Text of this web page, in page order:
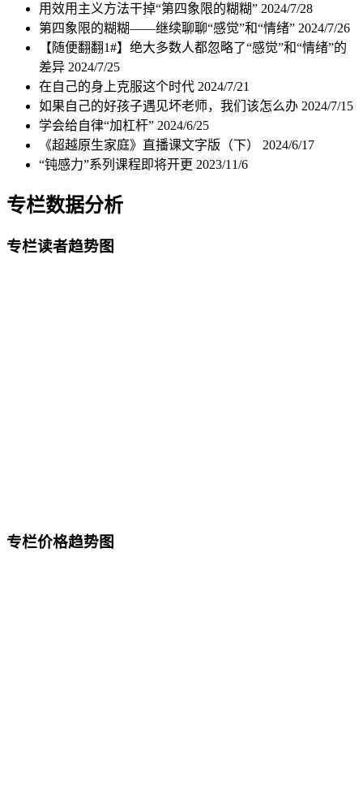
用效用主义方法干掉“第四象限的糊糊” 2024/7/28
第四象限的糊糊——继续聊聊“感觉”和“情绪” 2024/7/26
【随便翻翻1#】绝大多数人都忽略了“感觉”和“情绪”的
差异 2024/7/25
在自己的身上克服这个时代 2024/7/21
如果自己的好孩子遇见坏老师，我们该怎么办 2024/7/15
学会给自律“加杠杆” 2024/6/25
《超越原生家庭》直播课文字版（下） 2024/6/17
“钝感力”系列课程即将开更 2023/11/6
专栏数据分析
专栏读者趋势图
专栏价格趋势图